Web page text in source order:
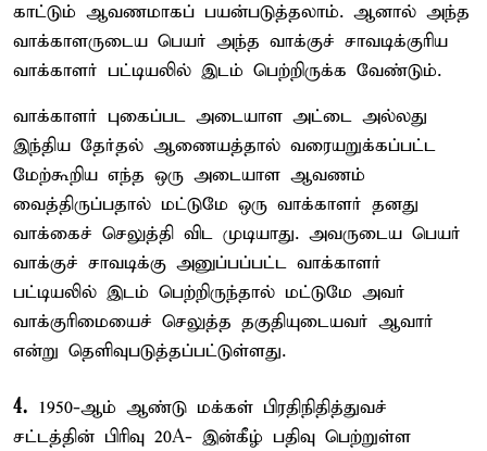
காட்டும் ஆவணமாகப் பயன்படுத்தலாம். ஆனால் அந்த
வாக்காளருடைய பெயர் அந்த வாக்குச் சாவடிக்குரிய
வாக்காளர் பட்டியலில் இடம் பெற்றிருக்க வேண்டும்.
வாக்காளர் புகைப்பட அடையாள அட்டை அல்லது
இந்திய தேர்தல் ஆணையத்தால் வரையறுக்கப்பட்ட
மேற்கூறிய எந்த ஒரு அடையாள ஆவணம்
வைத்திருப்பதால் மட்டுமே ஒரு வாக்காளர் தனது
வாக்கைச் செலுத்தி விட முடியாது. அவருடைய பெயர்
வாக்குச் சாவடிக்கு அனுப்பப்பட்ட வாக்காளர்
பட்டியலில் இடம் பெற்றிருந்தால் மட்டுமே அவர்
வாக்குரிமையைச் செலுத்த தகுதியுடையவர் ஆவார்
என்று தெளிவுபடுத்தப்பட்டுள்ளது.
4. 1950-ஆம் ஆண்டு மக்கள் பிரதிநிதித்துவச்
சட்டத்தின் பிரிவு 20A- இன்கீழ் பதிவு பெற்றுள்ள